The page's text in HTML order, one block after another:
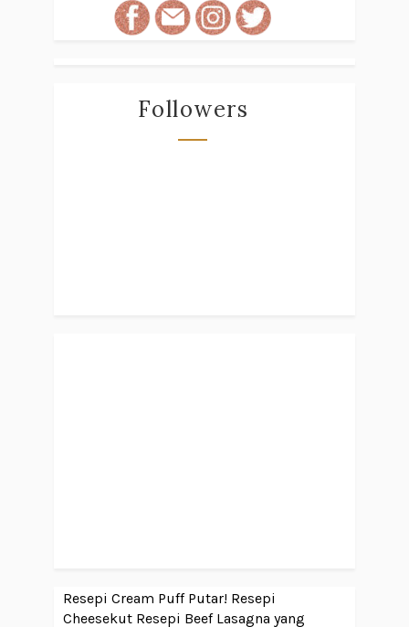
Followers
Resepi Cream Puff Putar! Resepi
Cheesekut Resepi Beef Lasagna yang